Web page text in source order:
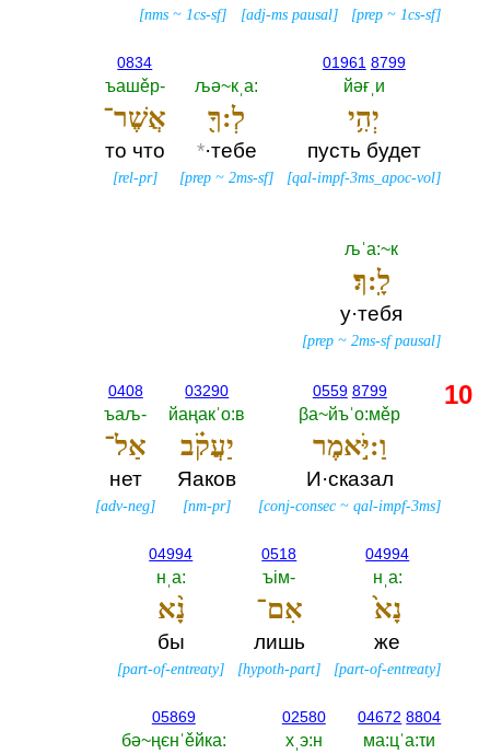
[prep ~1cs-sf]
[adj-ms pausal]
[nms~ 1cs-sf]
01961 8799
йәғˌи
יְהִ֥י
пусть будет
[qal-impf-3ms_apoc-vol]
љә~кˌа:‎
לְ:ךָ֖
*·тебе
[prep ~2ms-sf]
0834
ъашěр-‎
אֲשֶׁר־
то что
[rel-pr]
љˈа:~к
לָֽ:ךְ׃
у·тебя
[prep ~2ms-sf pausal]
0559 8799
βа~йъˈо:мěр
וַ:יֹּ֣אמֶר
И·сказал
[conj-consec ~qal-impf-3ms]
03290
йаңакˈо:в
יַעֲקֹ֗ב
Яаков
[nm-pr]
0408
ъаљ-‎
אַל־
нет
[adv-neg]
04994
нˌа:‎
נָא֙
же
[part-of-entreaty]
0518
ъiм-‎
אִם־
лишь
[hypoth-part]
04994
нˌа:‎
נָ֨א
бы
[part-of-entreaty]
04672 8804
ма:цˈа:τи
02580
хˌэ:н
05869
бә~ңєнˈěйка:‎
10